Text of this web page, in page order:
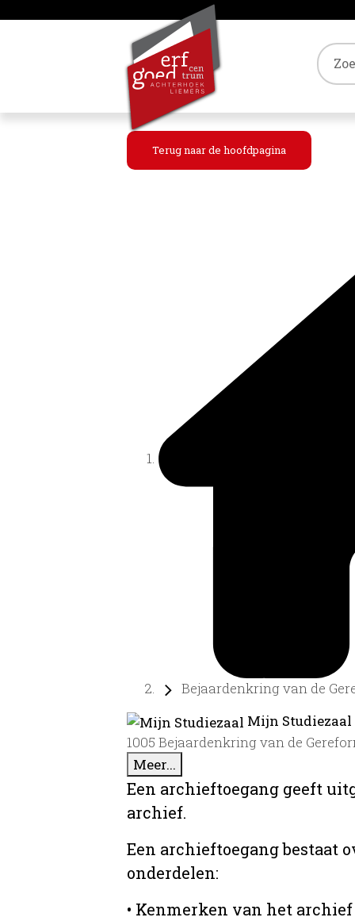
Terug naar de hoofdpagina
Bejaardenkring van de
Mijn
1005 Bejaardenkring van de
Meer...
Een archieftoegang geeft
archief.
Een archieftoegang bestaat
onderdelen:
• Kenmerken van het archief